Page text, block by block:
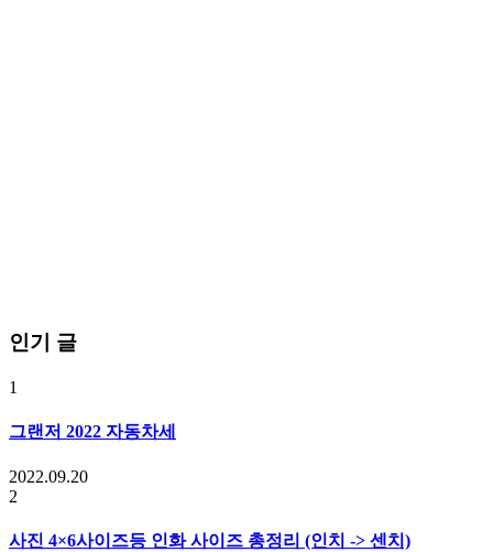
인기 글
1
그랜저 2022 자동차세
2022.09.20
2
사진 4×6사이즈등 인화 사이즈 총정리 (인치 -> 센치)